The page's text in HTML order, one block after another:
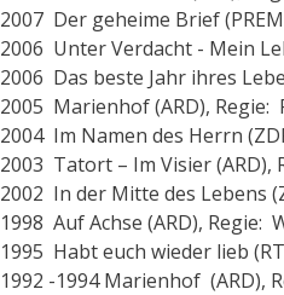
2007 Der geheime Brief
2006 Unter Verdacht - Mein
2006 Das beste Jahr ihres
2005 Marienhof (ARD), Regie:
2004 Im Namen des Herrn
2003 Tatort – Im Visier (ARD),
2002 In der Mitte des Lebens
1998 Auf Achse (ARD), Regie:
1995 Habt euch wieder lieb
1992 -1994 Marienhof (ARD),